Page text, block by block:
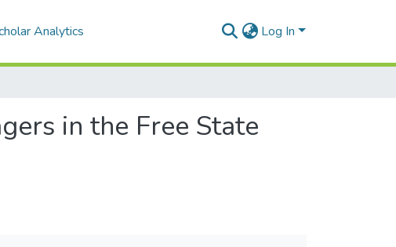
Analytics Log In
in the Free State